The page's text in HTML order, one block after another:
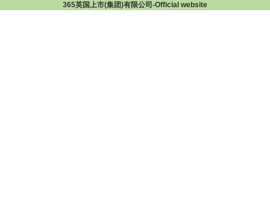
365英国上市(集团)有限公司-Official website